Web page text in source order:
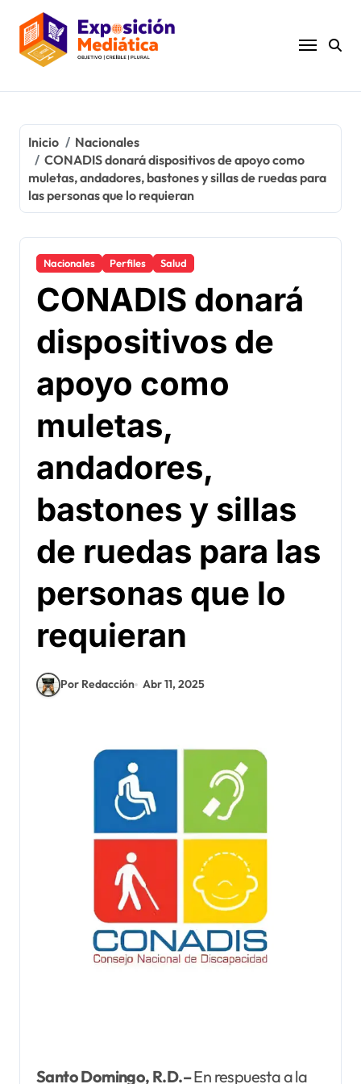
contenido
Inicio
Nacionales
CONADIS donará dispositivos de apoyo como
muletas, andadores, bastones y sillas de ruedas para
las personas que lo requieran
Nacionales Perfiles Salud
CONADIS donará
dispositivos de
apoyo como
muletas,
andadores,
bastones y sillas
de ruedas para las
personas que lo
requieran
Por Redacción Abr 11, 2025
Santo Domingo, R.D.–En respuesta a la